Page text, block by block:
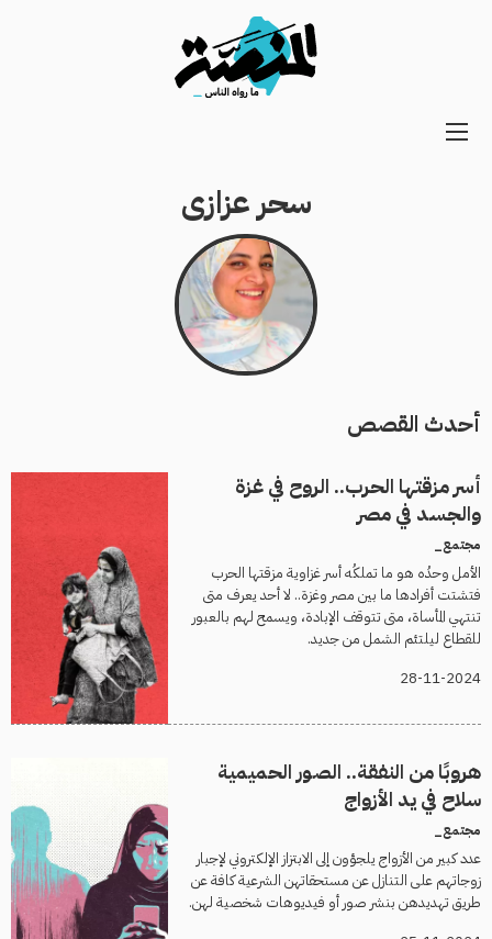
Main
سحر عزازى
أحدث القصص
أسر مزقتها الحرب.. الروح في غزة
والجسد في مصر
مجتمع_
الأمل وحدُه هو ما تملكُه أسر غزاوية مزقتها الحرب
فتشتت أفرادها ما بين مصر وغزة.. لا أحد يعرف متى
تنتهي المأساة، متى تتوقف الإبادة، ويسمح لهم بالعبور
للقطاع ليلتئم الشمل من جديد.
28-11-2024
هروبًا من النفقة.. الصور الحميمية
سلاح في يد الأزواج
مجتمع_
عدد كبير من الأزواج يلجؤون إلى الابتزاز الإلكتروني لإجبار
زوجاتهم على التنازل عن مستحقاتهن الشرعية كافة عن
طريق تهديدهن بنشر صور أو فيديوهات شخصية لهن.